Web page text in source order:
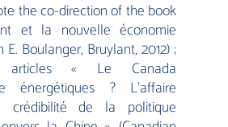
the co-direction of the book
et la nouvelle économie
Boulanger, Bruylant, 2012) ;
« Le Canada
énergétiques ? L’affaire
de la politique